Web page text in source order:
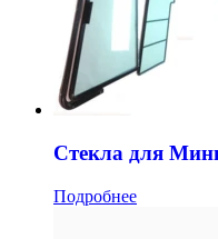
Стекла для
Подробнее